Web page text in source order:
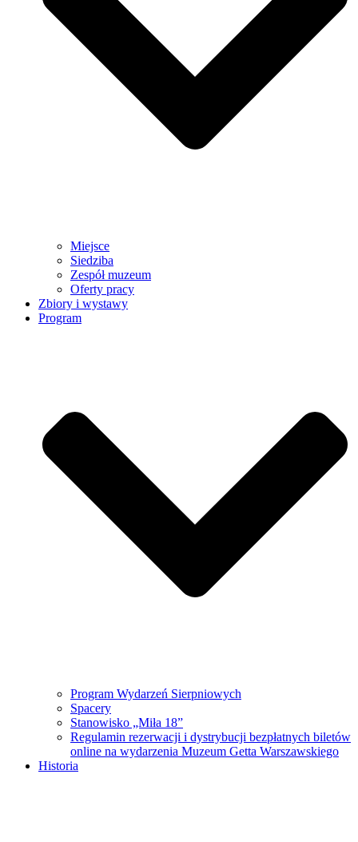
Miejsce
Siedziba
Zespół muzeum
Oferty pracy
Zbiory i wystawy
Program
Program Wydarzeń Sierpniowych
Spacery
Stanowisko „Miła 18”
Regulamin rezerwacji i dystrybucji bezpłatnych biletów
online na wydarzenia Muzeum Getta Warszawskiego
Historia